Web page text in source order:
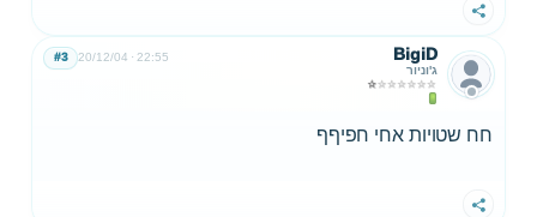
שתף
BigiD
ג'וניור
20/12/04 22:55
#3
חח שטויות אחי חפיףף
שתף